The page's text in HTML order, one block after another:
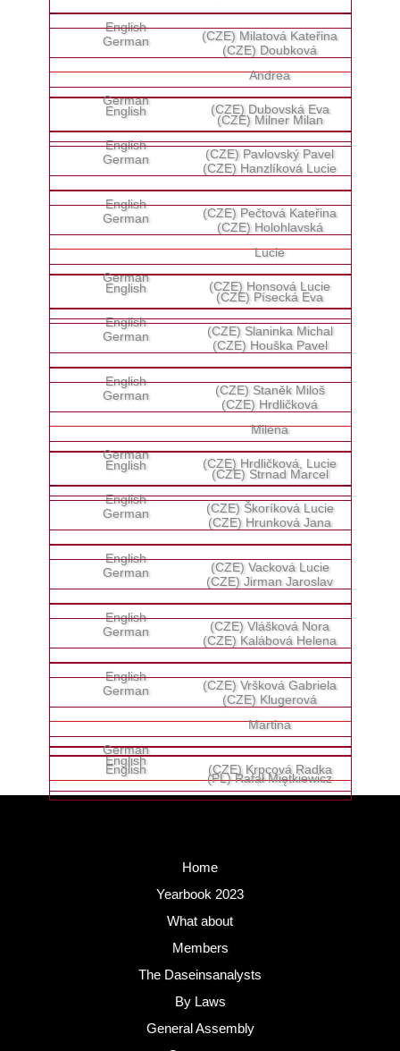
(CZE) Milatová Kateřina
(CZE) Doubková
Andrea
(CZE) Milner Milan
(CZE) Dubovská Eva
(CZE) Pavlovský Pavel
(CZE) Hanzlíková Lucie
(CZE) Pečtová Kateřina
(CZE) Holohlavská
Lucie
(CZE) Písecká Eva
(CZE) Honsová Lucie
(CZE) Slaninka Michal
(CZE) Houška Pavel
(CZE) Staněk Miloš
(CZE) Hrdličková
Milena
(CZE) Strnad Marcel
(CZE) Hrdličková, Lucie
(CZE) Škoríková Lucie
(CZE) Hrunková Jana
(CZE) Vacková Lucie
(CZE) Jirman Jaroslav
(CZE) Vlášková Nora
(CZE) Kalábová Helena
(CZE) Vršková Gabriela
(CZE) Klugerová
Martina
(CZE) Krpcová Radka
(PL) Rafał Miętkiewicz
Home
Yearbook 2023
What about
Members
The Daseinsanalysts
By Laws
General Assembly